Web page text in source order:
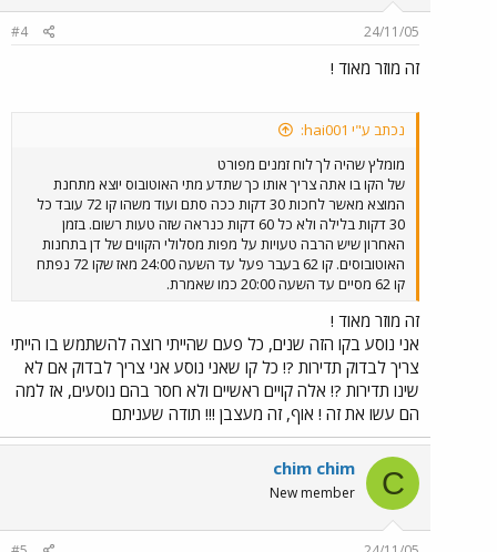
24/11/05
#4
זה מוזר מאוד !
נכתב ע"י hai001:
מומלץ שהיה לך לוח זמנים מפורט
של הקו בו אתה צריך אותו כך שתדע מתי האוטובוס יוצא מתחנת
המוצא מאשר לחכות 30 דקות ככה סתם ועוד משהו קו 72 עובד כל
30 דקות בלילה ולא כל 60 דקות כנראה שזה טעות רשום. בזמן
האחרון שיש הרבה טעויות על מפות מסלולי הקווים של דן בתחנות
האוטובוסים. קו 62 בעבר פעל עד השעה 24:00 מאז שקו 72 נפתח
קו 62 מסיים עד השעה 20:00 כמו שאמרת.
זה מוזר מאוד !
אני נוסע בקו הזה שנים, כל פעם שהייתי רוצה להשתמש בו הייתי
צריך לבדוק תדירות ?! כל קו שאני נוסע אני צריך לבדוק אם לא
שינו תדירות ?! אלה קויים ראשיים ולא חסר בהם נוסעים, אז למה
הם עשו את זה ! אוף, זה מעצבן !!! תודה שעניתם
C
chim chim
New member